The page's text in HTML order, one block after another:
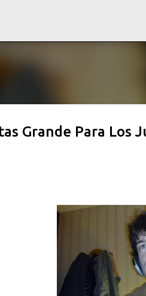
Grande Para Los